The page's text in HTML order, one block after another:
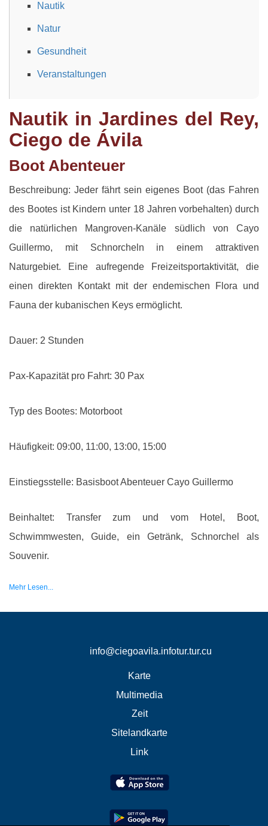
Nautik
Natur
Gesundheit
Veranstaltungen
Nautik in Jardines del Rey,
Ciego de Ávila
Boot Abenteuer
Beschreibung: Jeder fährt sein eigenes Boot (das Fahren
des Bootes ist Kindern unter 18 Jahren vorbehalten) durch
die natürlichen Mangroven-Kanäle südlich von Cayo
Guillermo, mit Schnorcheln in einem attraktiven
Naturgebiet. Eine aufregende Freizeitsportaktivität, die
einen direkten Kontakt mit der endemischen Flora und
Fauna der kubanischen Keys ermöglicht.
Dauer: 2 Stunden
Pax-Kapazität pro Fahrt: 30 Pax
Typ des Bootes: Motorboot
Häufigkeit: 09:00, 11:00, 13:00, 15:00
Einstiegsstelle: Basisboot Abenteuer Cayo Guillermo
Beinhaltet: Transfer zum und vom Hotel, Boot,
Schwimmwesten, Guide, ein Getränk, Schnorchel als
Souvenir.
Mehr Lesen...
info@ciegoavila.infotur.tur.cu
Karte
Multimedia
Zeit
Sitelandkarte
Link